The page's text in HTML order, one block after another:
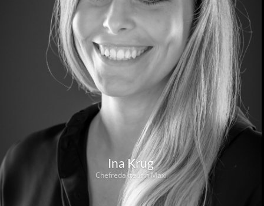
Ina Krug
Chefredakteurin Maxi